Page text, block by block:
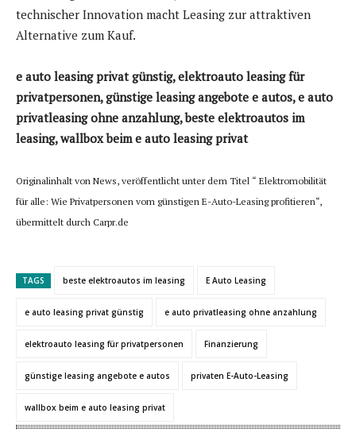
technischer Innovation macht Leasing zur attraktiven
Alternative zum Kauf.
e auto leasing privat günstig, elektroauto leasing für
privatpersonen, günstige leasing angebote e autos, e auto
privatleasing ohne anzahlung, beste elektroautos im
leasing, wallbox beim e auto leasing privat
Originalinhalt von News, veröffentlicht unter dem Titel “ Elektromobilität
für alle: Wie Privatpersonen vom günstigen E-Auto-Leasing profitieren“,
übermittelt durch Carpr.de
TAGS beste elektroautos im leasing E Auto Leasing
e auto leasing privat günstig e auto privatleasing ohne anzahlung
elektroauto leasing für privatpersonen Finanzierung
günstige leasing angebote e autos privaten E-Auto-Leasing
wallbox beim e auto leasing privat